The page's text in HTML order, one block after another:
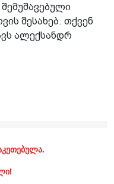
შესახებ. თქვენ
ალექსანდრ